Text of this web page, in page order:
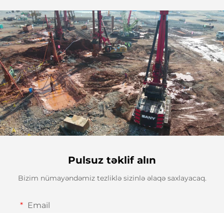
Pulsuz təklif alın
Bizim nümayəndəmiz tezliklə sizinlə əlaqə saxlayacaq.
Email